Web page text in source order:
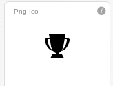
Png Ico